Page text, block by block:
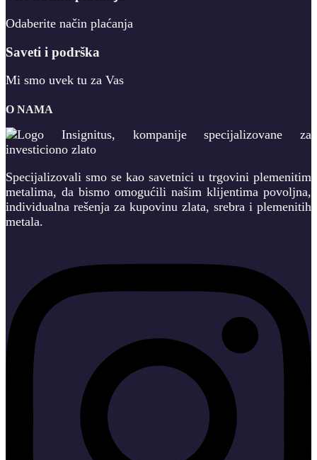
Odaberite način plaćanja
Saveti i podrška
Mi smo uvek tu za Vas
O NAMA
Specijalizovali smo se kao savetnici u trgovini plemenitim
metalima, da bismo omogućili našim klijentima povoljna,
individualna rešenja za kupovinu zlata, srebra i plemenitih
metala.